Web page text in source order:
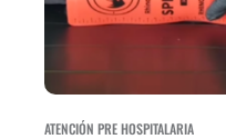
ATENCIÓN PRE HOSPITALARIA